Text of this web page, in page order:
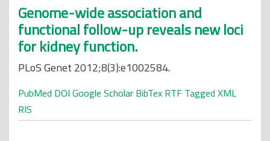
Genome-wide association and
functional follow-up reveals new loci
for kidney function.
PLoS Genet 2012;8(3):e1002584.
PubMed DOI Google Scholar BibTex RTF Tagged XML
RIS